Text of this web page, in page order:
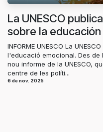
La UNESCO
sobre la
INFORME UNESCO La
l'educació emocional. Des de
nou informe de la UNESCO,
centre de les políti...
6 de nov. 2025